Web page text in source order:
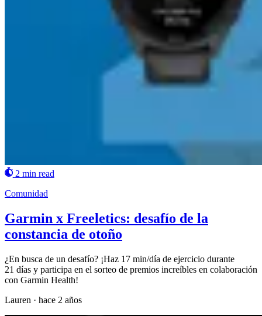
2 min read
Comunidad
Garmin x Freeletics: desafío de la
constancia de otoño
¿En busca de un desafío? ¡Haz 17 min/día de ejercicio durante
21 días y participa en el sorteo de premios increíbles en colaboración
con Garmin Health!
Lauren · hace 2 años